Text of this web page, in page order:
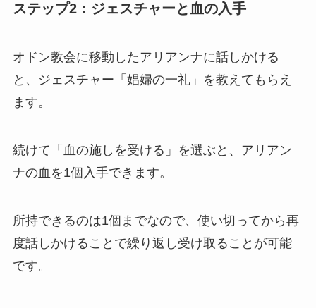
ステップ2：ジェスチャーと血の入手
オドン教会に移動したアリアンナに話しかける
と、ジェスチャー「娼婦の一礼」を教えてもらえ
ます。
続けて「血の施しを受ける」を選ぶと、アリアン
ナの血を1個入手できます。
所持できるのは1個までなので、使い切ってから再
度話しかけることで繰り返し受け取ることが可能
です。